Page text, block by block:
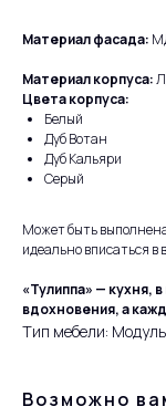
Материал фасада:
Материал корпуса:
Цвета корпуса:
Белый
Дуб Вотан
Дуб Кальяри
Серый
Может быть
идеально вписаться в
«Тулиппа» — кухня,
вдохновения, а
Тип мебели:
Возможно